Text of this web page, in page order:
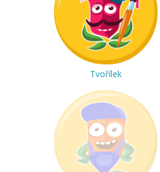
Tvořílek